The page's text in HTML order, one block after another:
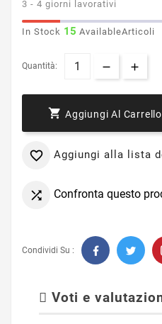
3 - 4 giorni lavorativi
In Stock 15 AvailableArticoli
Quantità:
 Aggiungi Al Carrello
 Aggiungi alla lista
 Confronta questo
Condividi Su :
Voti e